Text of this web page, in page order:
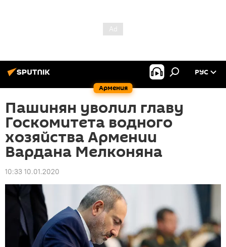
Армения
РУС
Пашинян уволил главу
Госкомитета водного
хозяйства Армении
Вардана Мелконяна
10:33 10.01.2020